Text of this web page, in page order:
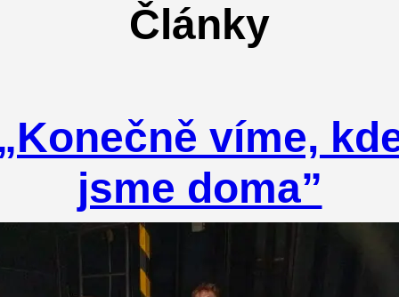
Články
víme,
jsme doma”